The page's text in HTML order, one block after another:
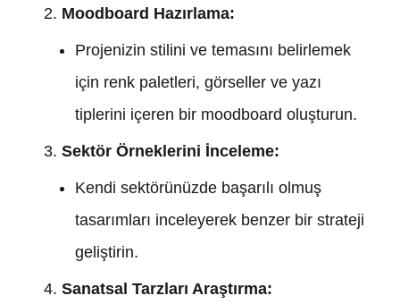
Moodboard Hazırlama:
Projenizin stilini ve temasını belirlemek
için renk paletleri, görseller ve yazı
tiplerini içeren bir moodboard oluşturun.
Sektör Örneklerini İnceleme:
Kendi sektörünüzde başarılı olmuş
tasarımları inceleyerek benzer bir strateji
geliştirin.
Sanatsal Tarzları Araştırma: